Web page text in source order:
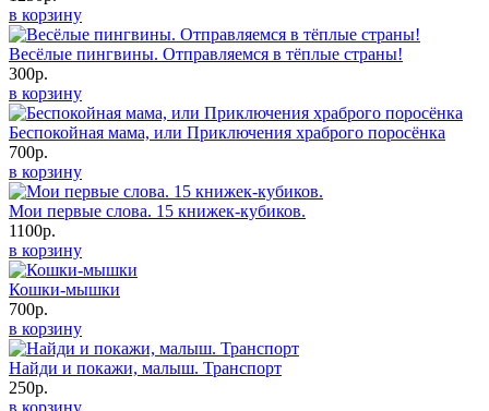
в корзину
Весёлые пингвины. Отправляемся в тёплые страны!
300р.
в корзину
Беспокойная мама, или Приключения храброго поросёнка
700р.
в корзину
Мои первые слова. 15 книжек-кубиков.
1100р.
в корзину
Кошки-мышки
700р.
в корзину
Найди и покажи, малыш. Транспорт
250р.